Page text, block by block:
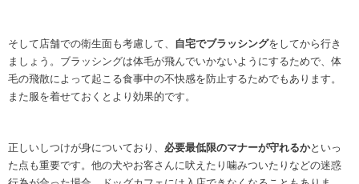
そして店舗での衛生面も考慮して、 自宅でブラッシングをしてから行き
ましょう。ブラッシングは体毛が飛んでいかないようにするためで、体
毛の飛散によって起こる食事中の不快感を防止するためでもあります。
また服を着せておくとより効果的です。
正しいしつけが身についており、 必要最低限のマナーが守れるかといっ
た点も重要です。他の犬やお客さんに吠えたり噛みついたりなどの迷惑